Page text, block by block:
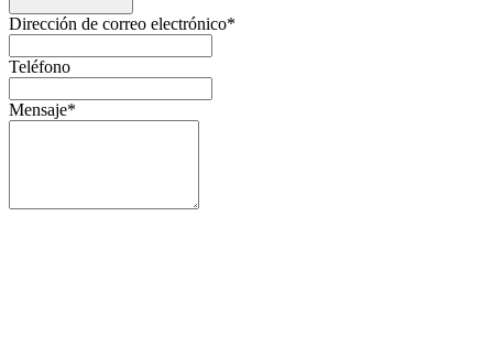
Dirección de correo electrónico*
Teléfono
Mensaje*